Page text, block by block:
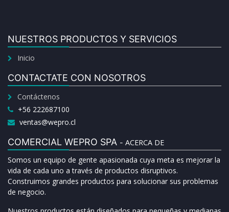
NUESTROS PRODUCTOS Y SERVICIOS
Inicio
CONTACTATE CON NOSOTROS
Contáctenos
+56 222687100
ventas@wepro.cl
COMERCIAL WEPRO SPA - ACERCA DE
Somos un equipo de gente apasionada cuya meta es mejorar la
vida de cada uno a través de productos disruptivos.
Construimos grandes productos para solucionar sus problemas
de negocio.